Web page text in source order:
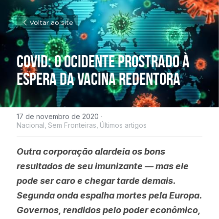
Voltar ao site
Covid: o Ocidente prostrado à
espera da vacina redentora
17 de novembro de 2020 ·
Nacional, Sem Fronteiras, Últimos artigos
Outra corporação alardeia os bons
resultados de seu imunizante — mas ele
pode ser caro e chegar tarde demais.
Segunda onda espalha mortes pela Europa.
Governos, rendidos pelo poder econômico,